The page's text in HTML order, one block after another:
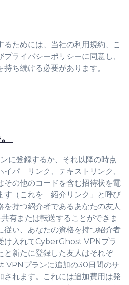
るためには、当社の利用規約、こ
ライバシーポリシーに同意し、
ち続ける必要があります。
に登録するか、それ以降の時点
パーリンク、テキストリンク、
その他のコードを含む招待状を電
す（これを「紹介リンク 」と呼び
を持つ紹介者であるあなたの友人
有または転送することができま
従い、あなたの資格を持つ紹介者
け入れてCyberGhost VPNプラ
と新たに登録した友人はそれぞ
VPNプランに追加の30日間のサ
されます。これには追加費用は発